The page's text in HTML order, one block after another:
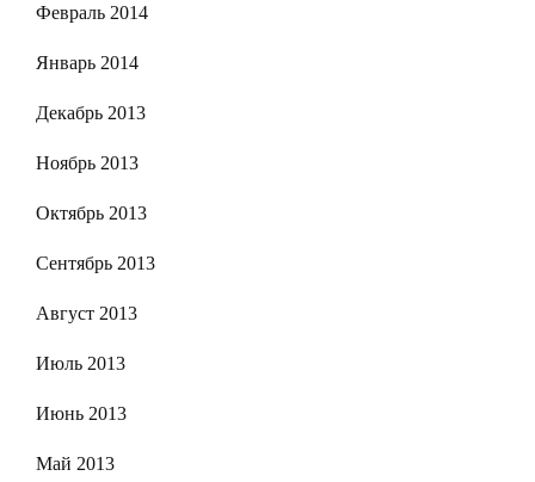
Февраль 2014
Январь 2014
Декабрь 2013
Ноябрь 2013
Октябрь 2013
Сентябрь 2013
Август 2013
Июль 2013
Июнь 2013
Май 2013